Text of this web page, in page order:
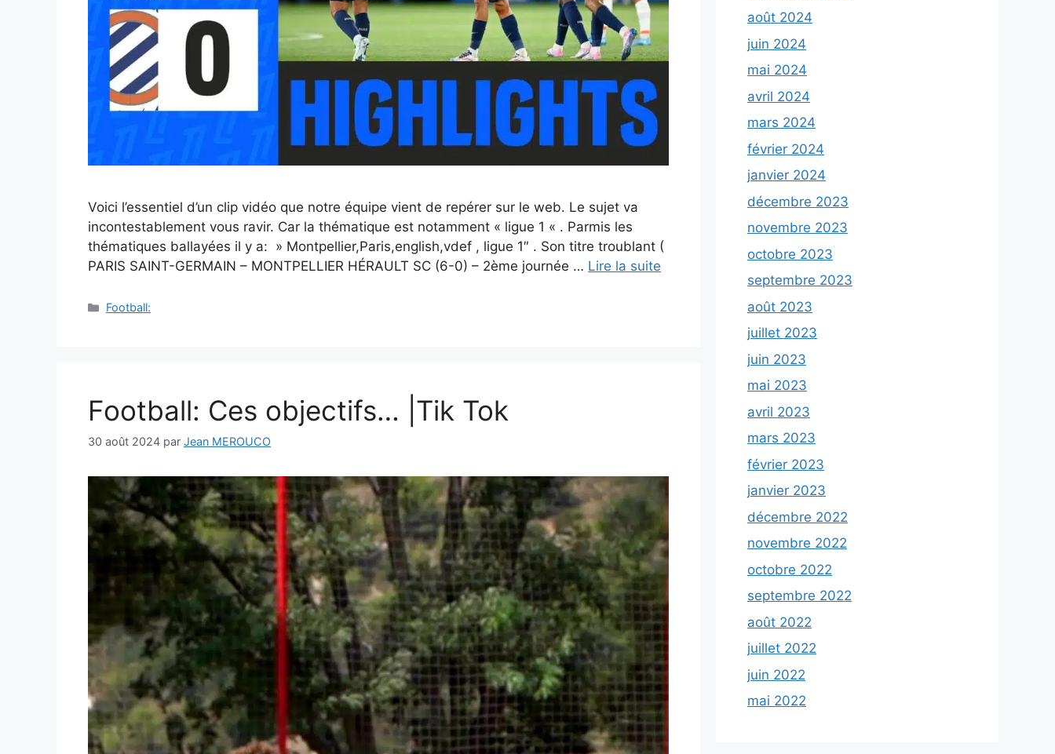
Voici l’essentiel d’un clip vidéo que notre équipe vient de repérer sur le web. Le sujet va
incontestablement vous ravir. Car la thématique est notamment « ligue 1 « . Parmis les
thématiques ballayées il y a: » Montpellier,Paris,english,vdef , ligue 1″ . Son titre troublant (
PARIS SAINT-GERMAIN – MONTPELLIER HÉRAULT SC (6-0) – 2ème journée … Lire la suite
Catégories
Football:
Football: Ces objectifs… |Tik Tok
30 août 2024 par Jean MEROUCO
août 2024
juin 2024
mai 2024
avril 2024
mars 2024
février 2024
janvier 2024
décembre 2023
novembre 2023
octobre 2023
septembre 2023
août 2023
juillet 2023
juin 2023
mai 2023
avril 2023
mars 2023
février 2023
janvier 2023
décembre 2022
novembre 2022
octobre 2022
septembre 2022
août 2022
juillet 2022
juin 2022
mai 2022